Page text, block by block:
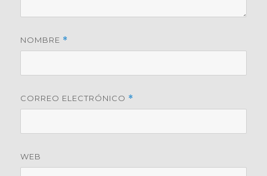
NOMBRE *
CORREO ELECTRÓNICO *
WEB